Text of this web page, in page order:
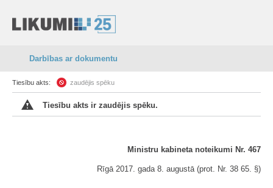
Darbības ar dokumentu
Tiesību akts: zaudējis spēku
Tiesību akts ir zaudējis spēku.
Ministru kabineta noteikumi Nr. 467
Rīgā 2017. gada 8. augustā (prot. Nr. 38 65. §)